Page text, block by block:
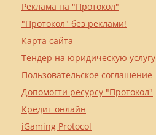
Реклама на "Протокол"
"Протокол" без реклами!
Карта сайта
Тендер на юридическую услугу
Пользовательское соглашение
Допомогти ресурсу "Протокол"
Кредит онлайн
iGaming Protocol